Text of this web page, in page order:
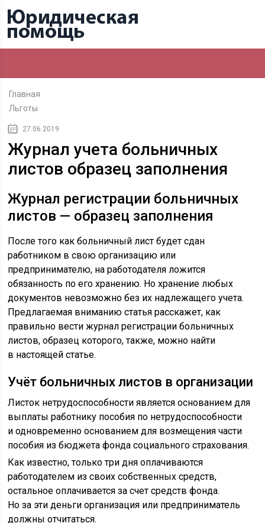
Главная
Льготы
27.06.2019
Журнал учета больничных
листов образец заполнения
Журнал регистрации больничных
листов — образец заполнения
После того как больничный лист будет сдан
работником в свою организацию или
предпринимателю, на работодателя ложится
обязанность по его хранению. Но хранение любых
документов невозможно без их надлежащего учета.
Предлагаемая вниманию статья расскажет, как
правильно вести журнал регистрации больничных
листов, образец которого, также, можно найти
в настоящей статье.
Учёт больничных листов в организации
Листок нетрудоспособности является основанием для
выплаты работнику пособия по нетрудоспособности
и одновременно основанием для возмещения части
пособия из бюджета фонда социального страхования.
Как известно, только три дня оплачиваются
работодателем из своих собственных средств,
остальное оплачивается за счет средств фонда.
Но за эти деньги организация или предприниматель
должны отчитаться.